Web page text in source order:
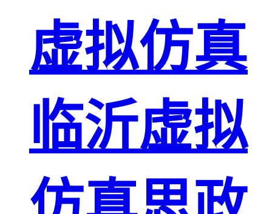
虚拟仿真
临沂虚拟